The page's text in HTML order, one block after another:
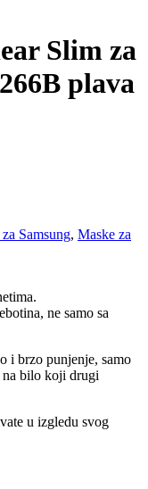
Slim za
plava
Samsung, Maske za
ne samo sa
i brzo punjenje, samo
bilo koji drugi
u izgledu svog